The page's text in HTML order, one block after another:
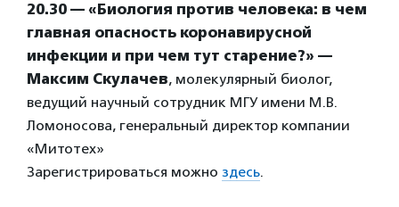
20.30 — «Биология против человека: в чем
главная опасность коронавирусной
инфекции и при чем тут старение?» —
Максим Скулачев, молекулярный биолог,
ведущий научный сотрудник МГУ имени М.В.
Ломоносова, генеральный директор компании
«Митотех»
Зарегистрироваться можно здесь.